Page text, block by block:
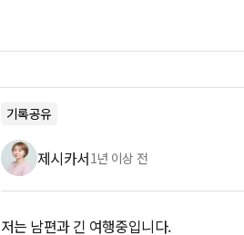
기록공유
제시카서1년 이상 전
저는 남편과 긴 여행중입니다.